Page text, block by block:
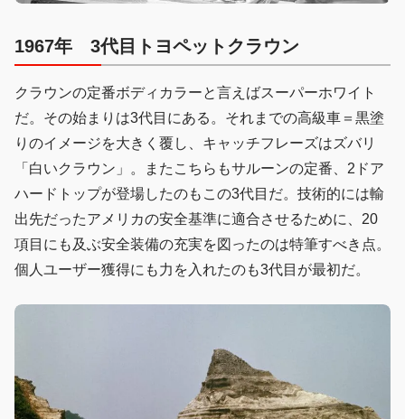
1967年 3代目トヨペットクラウン
クラウンの定番ボディカラーと言えばスーパーホワイト
だ。その始まりは3代目にある。それまでの高級車＝黒塗
りのイメージを大きく覆し、キャッチフレーズはズバリ
「白いクラウン」。またこちらもサルーンの定番、2ドア
ハードトップが登場したのもこの3代目だ。技術的には輸
出先だったアメリカの安全基準に適合させるために、20
項目にも及ぶ安全装備の充実を図ったのは特筆すべき点。
個人ユーザー獲得にも力を入れたのも3代目が最初だ。